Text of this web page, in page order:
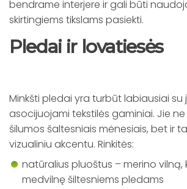
bendrame interjere ir gali būti
skirtingiems tikslams pasiekti.
Pledai ir lovatiesės
Minkšti pledai yra turbūt labiausiai su
asocijuojami tekstilės gaminiai. Jie ne
šilumos šaltesniais mėnesiais, bet ir
vizualiniu akcentu. Rinkitės:
natūralius pluoštus – merino vilną,
medvilnę šiltesniems pledams